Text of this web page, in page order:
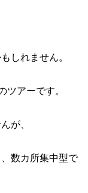
しれません。
ツアーです。
が、
数カ所集中型で